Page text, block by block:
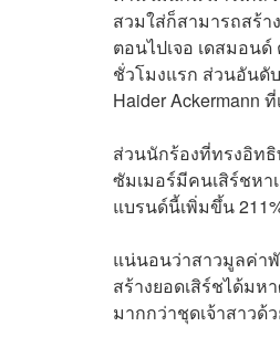
สวมใส่ก็สามารถสร้า
ตอนไปเจอ เดสมอน
ชั่วโมงแรก ส่วนอันดั
Haider Ackermann
ส่วนนักร้องที่ทรงอิท
ซัมเมอร์มีคนเสิร์ชหา
แบรนด์นี้เพิ่มขึ้น
แน่นอนว่าสาวมูลค่าพั
สร้างยอดเสิร์ชได้มห
มากกว่าชุดเจ้าสาวด้